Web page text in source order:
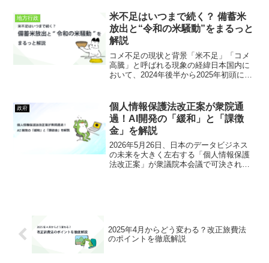
の複数の自治体とアフリカの国々を結び
つけ、交流や...
地方行政
米不足はいつまで続く？ 備蓄米
放出と“令和の米騒動”をまるっと
解説
コメ不足の現状と背景「米不足」「コメ
高騰」と呼ばれる現象の経緯日本国内に
おいて、2024年後半から2025年初頭にか
買い占めの動きが報じられています。報
道によると、もと...
政府
個人情報保護法改正案が衆院通
過！AI開発の「緩和」と「課徴
金」を解説
2026年5月26日、日本のデータビジネス
の未来を大きく左右する「個人情報保護
法改正案」が衆議院本会議で可決されま
2025年4月からどう変わる？改正旅費法
のポイントを徹底解説